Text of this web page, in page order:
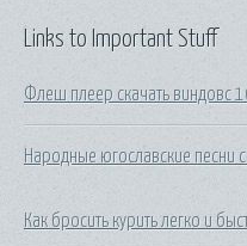
Links to Important Stuff
Флеш плеер скачать виндовс
Народные югославские песни
Как бросить курить легко и